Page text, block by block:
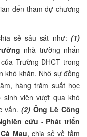
đến tham dự chương
sẻ sâu sát như: (1)
nhà trường nhấn
Trường ĐHCT trong
khó khăn. Nhờ sự đồng
hàng trăm suất học
viên vượt qua khó
vấn. (2) Ông Lê Công
cứu - Phát triển
Mau, chia sẻ về tầm